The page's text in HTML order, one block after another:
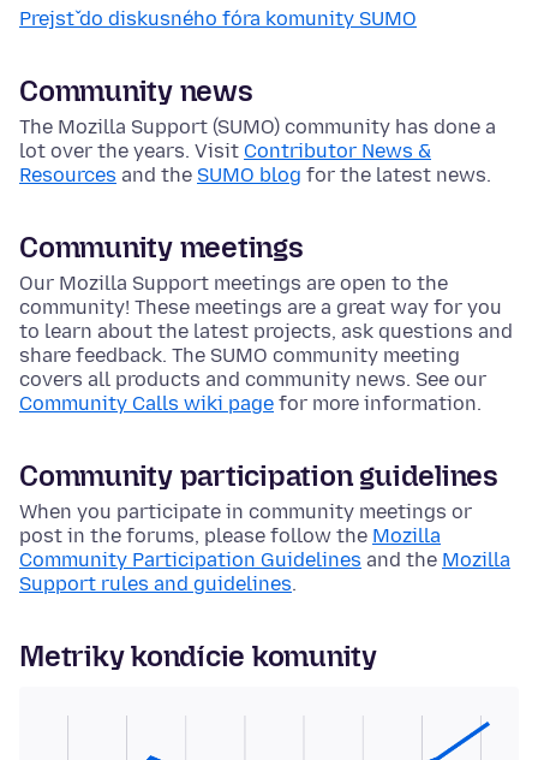
Prejsť do diskusného fóra komunity SUMO
Community news
The Mozilla Support (SUMO) community has done a
lot over the years. Visit Contributor News &
Resources and the SUMO blog for the latest news.
Community meetings
Our Mozilla Support meetings are open to the
community! These meetings are a great way for you
to learn about the latest projects, ask questions and
share feedback. The SUMO community meeting
covers all products and community news. See our
Community Calls wiki page for more information.
Community participation guidelines
When you participate in community meetings or
post in the forums, please follow the Mozilla
Community Participation Guidelines and the Mozilla
Support rules and guidelines.
Metriky kondície komunity